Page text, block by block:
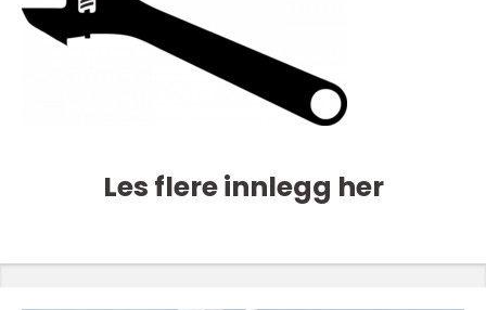
Les flere innlegg her